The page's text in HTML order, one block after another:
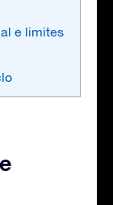
e limites